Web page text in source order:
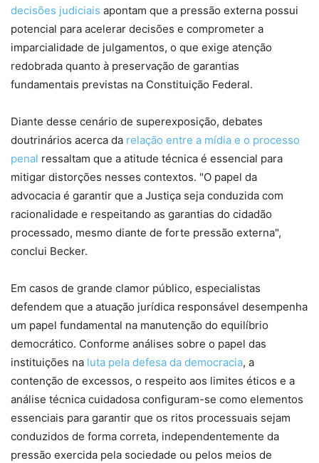
decisões judiciais apontam que a pressão externa possui
potencial para acelerar decisões e comprometer a
imparcialidade de julgamentos, o que exige atenção
redobrada quanto à preservação de garantias
fundamentais previstas na Constituição Federal.
Diante desse cenário de superexposição, debates
doutrinários acerca da relação entre a mídia e o processo
penal ressaltam que a atitude técnica é essencial para
mitigar distorções nesses contextos. "O papel da
advocacia é garantir que a Justiça seja conduzida com
racionalidade e respeitando as garantias do cidadão
processado, mesmo diante de forte pressão externa",
conclui Becker.
Em casos de grande clamor público, especialistas
defendem que a atuação jurídica responsável desempenha
um papel fundamental na manutenção do equilíbrio
democrático. Conforme análises sobre o papel das
instituições na luta pela defesa da democracia, a
contenção de excessos, o respeito aos limites éticos e a
análise técnica cuidadosa configuram-se como elementos
essenciais para garantir que os ritos processuais sejam
conduzidos de forma correta, independentemente da
pressão exercida pela sociedade ou pelos meios de